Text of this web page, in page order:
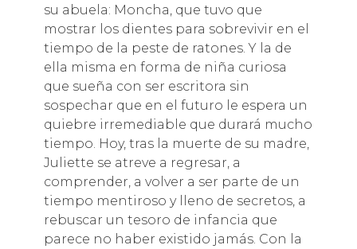
su abuela: Moncha, que tuvo que
mostrar los dientes para sobrevivir en el
tiempo de la peste de ratones. Y la de
ella misma en forma de niña curiosa
que sueña con ser escritora sin
sospechar que en el futuro le espera un
quiebre irremediable que durará mucho
tiempo. Hoy, tras la muerte de su madre,
Juliette se atreve a regresar, a
comprender, a volver a ser parte de un
tiempo mentiroso y lleno de secretos, a
rebuscar un tesoro de infancia que
parece no haber existido jamás. Con la